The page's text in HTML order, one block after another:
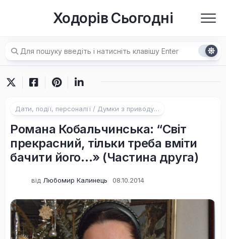
Ходорів Сьогодні
Дати, події, персоналії / Думки з приводу…
Романа Кобальчинська: “Світ
прекрасний, тільки треба вміти
бачити його…» (Частина друга)
від Любомир Калинець 08.10.2014